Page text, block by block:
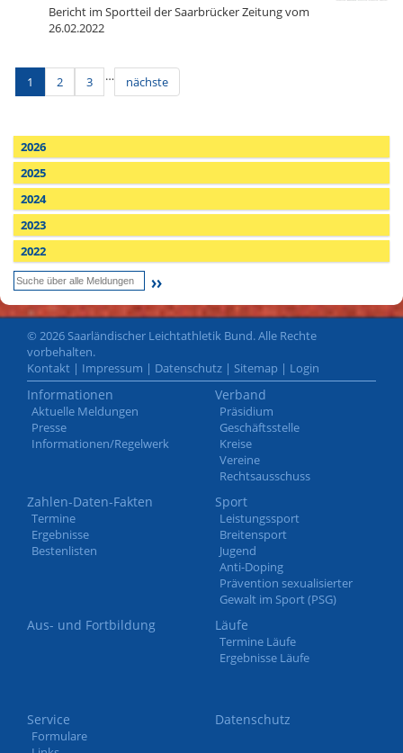
Bericht im Sportteil der Saarbrücker Zeitung vom
26.02.2022
1 2 3 … nächste
2026
2025
2024
2023
2022
© 2026 Saarländischer Leichtathletik Bund. Alle Rechte
vorbehalten.
Kontakt | Impressum | Datenschutz | Sitemap | Login
Informationen
Aktuelle Meldungen
Presse
Informationen/Regelwerk
Verband
Präsidium
Geschäftsstelle
Kreise
Vereine
Rechtsausschuss
Zahlen-Daten-Fakten
Termine
Ergebnisse
Bestenlisten
Sport
Leistungssport
Breitensport
Jugend
Anti-Doping
Prävention sexualisierter
Gewalt im Sport (PSG)
Aus- und Fortbildung Läufe
Termine Läufe
Ergebnisse Läufe
Service
Formulare
Datenschutz